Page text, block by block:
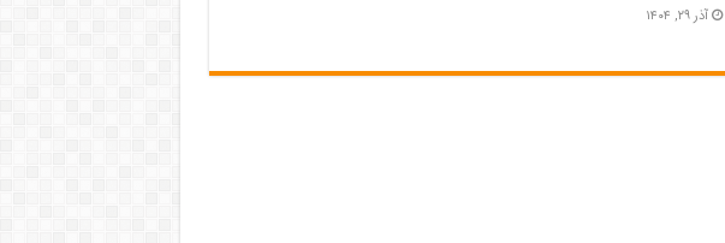
آذر ۲۹, ۱۴۰۴